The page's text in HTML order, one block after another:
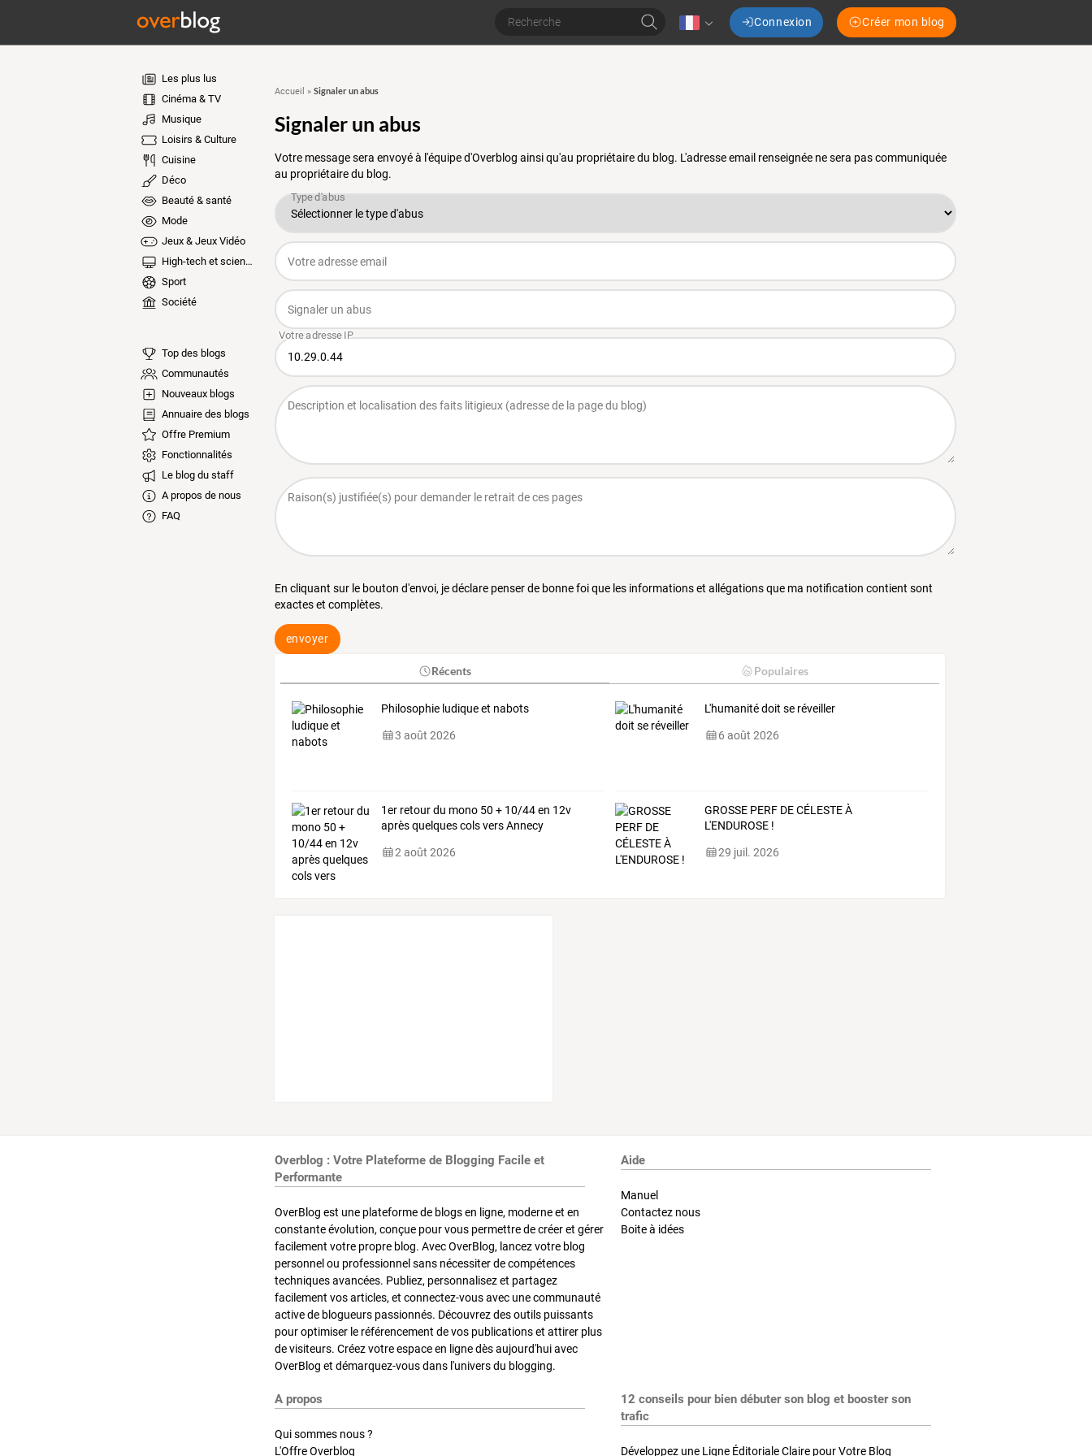
Connexion Créer mon blog
Les plus lus
Cinéma & TV
Musique
Loisirs & Culture
Cuisine
Déco
Beauté & santé
Mode
Jeux & Jeux Vidéo
High-tech et sciences
Sport
Société
Top des blogs
Communautés
Nouveaux blogs
Annuaire des blogs
Offre Premium
Fonctionnalités
Le blog du staff
A propos de nous
FAQ
Accueil » Signaler un abus
Signaler un abus
Votre message sera envoyé à l'équipe d'Overblog ainsi qu'au propriétaire du blog. L'adresse email renseignée ne sera pas communiquée
au propriétaire du blog.
En cliquant sur le bouton d'envoi, je déclare penser de bonne foi que les informations et allégations que ma notification contient sont
exactes et complètes.
envoyer
Récents Populaires
Philosophie ludique et nabots
3 août 2026
L'humanité doit se réveiller
6 août 2026
1er retour du mono 50 + 10/44 en 12v
après quelques cols vers Annecy
2 août 2026
GROSSE PERF DE CÉLESTE À
L'ENDUROSE !
29 juil. 2026
Overblog : Votre Plateforme de Blogging Facile et
Performante
OverBlog est une plateforme de blogs en ligne, moderne et en
constante évolution, conçue pour vous permettre de créer et gérer
facilement votre propre blog. Avec OverBlog, lancez votre blog
personnel ou professionnel sans nécessiter de compétences
techniques avancées. Publiez, personnalisez et partagez
facilement vos articles, et connectez-vous avec une communauté
active de blogueurs passionnés. Découvrez des outils puissants
pour optimiser le référencement de vos publications et attirer plus
de visiteurs. Créez votre espace en ligne dès aujourd'hui avec
OverBlog et démarquez-vous dans l'univers du blogging.
Aide
Manuel
Contactez nous
Boite à idées
A propos
Qui sommes nous ?
L'Offre Overblog
12 conseils pour bien débuter son blog et booster son
trafic
Développez une Ligne Éditoriale Claire pour Votre Blog